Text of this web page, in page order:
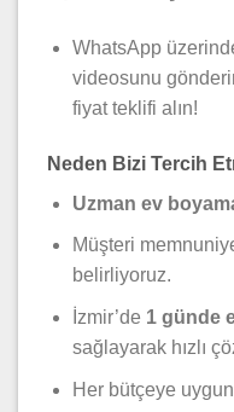
WhatsApp
videosunu
fiyat teklifi alın!
Neden Bizi Tercih
Uzman ev
Müşteri
belirliyoruz.
İzmir’de 1 günde
sağlayarak hızlı
Her bütçeye